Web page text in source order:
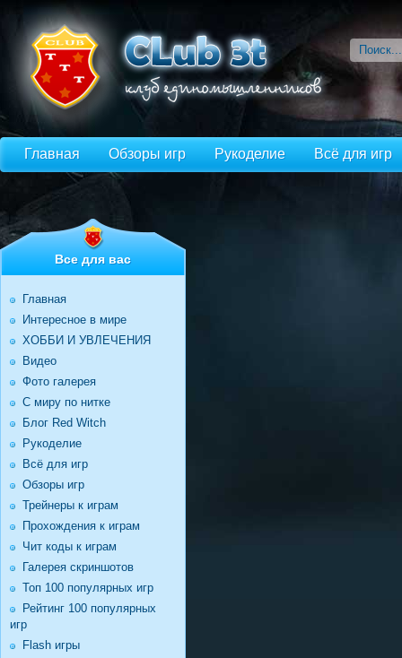
Главная Обзоры игр Рукоделие Всё для игр
Все для вас
Главная
Интересное в мире
ХОББИ И УВЛЕЧЕНИЯ
Видео
Фото галерея
С миру по нитке
Блог Red Witch
Рукоделие
Всё для игр
Обзоры игр
Трейнеры к играм
Прохождения к играм
Чит коды к играм
Галерея скриншотов
Топ 100 популярных игр
Рейтинг 100 популярных
игр
Flash игры